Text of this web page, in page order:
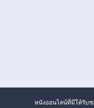
หนังออนไลน์ที่มีให้รับ